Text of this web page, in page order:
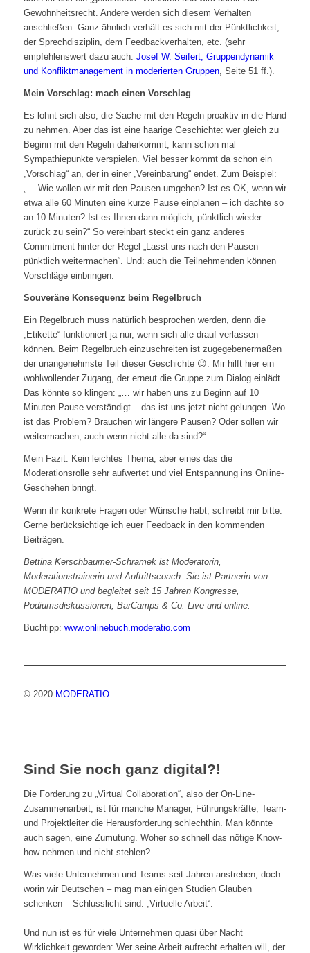
Gewohnheitsrecht. Andere werden sich diesem Verhalten
anschließen. Ganz ähnlich verhält es sich mit der Pünktlichkeit,
der Sprechdisziplin, dem Feedbackverhalten, etc. (sehr
empfehlenswert dazu auch: Josef W. Seifert, Gruppendynamik
und Konfliktmanagement in moderierten Gruppen, Seite 51 ff.).
Mein Vorschlag: mach einen Vorschlag
Es lohnt sich also, die Sache mit den Regeln proaktiv in die Hand
zu nehmen. Aber das ist eine haarige Geschichte: wer gleich zu
Beginn mit den Regeln daherkommt, kann schon mal
Sympathiepunkte verspielen. Viel besser kommt da schon ein
„Vorschlag“ an, der in einer „Vereinbarung“ endet. Zum Beispiel:
„… Wie wollen wir mit den Pausen umgehen? Ist es OK, wenn wir
etwa alle 60 Minuten eine kurze Pause einplanen – ich dachte so
an 10 Minuten? Ist es Ihnen dann möglich, pünktlich wieder
zurück zu sein?“ So vereinbart steckt ein ganz anderes
Commitment hinter der Regel „Lasst uns nach den Pausen
pünktlich weitermachen“. Und: auch die Teilnehmenden können
Vorschläge einbringen.
Souveräne Konsequenz beim Regelbruch
Ein Regelbruch muss natürlich besprochen werden, denn die
„Etikette“ funktioniert ja nur, wenn sich alle drauf verlassen
können. Beim Regelbruch einzuschreiten ist zugegebenermaßen
der unangenehmste Teil dieser Geschichte 😉. Mir hilft hier ein
wohlwollender Zugang, der erneut die Gruppe zum Dialog einlädt.
Das könnte so klingen: „… wir haben uns zu Beginn auf 10
Minuten Pause verständigt – das ist uns jetzt nicht gelungen. Wo
ist das Problem? Brauchen wir längere Pausen? Oder sollen wir
weitermachen, auch wenn nicht alle da sind?“.
Mein Fazit: Kein leichtes Thema, aber eines das die
Moderationsrolle sehr aufwertet und viel Entspannung ins Online-
Geschehen bringt.
Wenn ihr konkrete Fragen oder Wünsche habt, schreibt mir bitte.
Gerne berücksichtige ich euer Feedback in den kommenden
Beiträgen.
Bettina Kerschbaumer-Schramek ist Moderatorin,
Moderationstrainerin und Auftrittscoach. Sie ist Partnerin von
MODERATIO und begleitet seit 15 Jahren Kongresse,
Podiumsdiskussionen, BarCamps & Co. Live und online.
Buchtipp: www.onlinebuch.moderatio.com
© 2020 MODERATIO
Sind Sie noch ganz digital?!
Die Forderung zu „Virtual Collaboration“, also der On-Line-
Zusammenarbeit, ist für manche Manager, Führungskräfte, Team-
und Projektleiter die Herausforderung schlechthin. Man könnte
auch sagen, eine Zumutung. Woher so schnell das nötige Know-
how nehmen und nicht stehlen?
Was viele Unternehmen und Teams seit Jahren anstreben, doch
worin wir Deutschen – mag man einigen Studien Glauben
schenken – Schlusslicht sind: „Virtuelle Arbeit“.
Und nun ist es für viele Unternehmen quasi über Nacht
Wirklichkeit geworden: Wer seine Arbeit aufrecht erhalten will, der